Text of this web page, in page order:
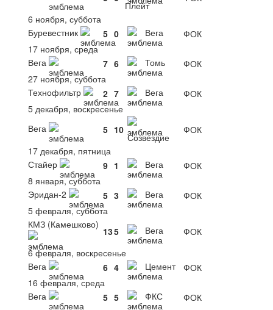
Плейт
6 ноября, суббота
Буревестник
5 0 Вега
ФОК
17 ноября, среда
Вега
7 6 Томь
ФОК
27 ноября, суббота
Технофильтр
2 7 Вега
ФОК
5 декабря, воскресенье
Вега
5 10
Созвездие
ФОК
17 декабря, пятница
Стайер
9 1 Вега
ФОК
8 января, суббота
Эридан-2
5 3 Вега
ФОК
5 февраля, суббота
КМЗ (Камешково)
135 Вега
ФОК
6 февраля, воскресенье
Вега
6 4 Цемент
ФОК
16 февраля, среда
Вега
5 5 ФКС
ФОК